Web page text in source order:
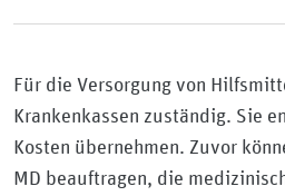
Für die Versorgung von
Krankenkassen zuständig. Sie
Kosten übernehmen. Zuvor
MD beauftragen, die